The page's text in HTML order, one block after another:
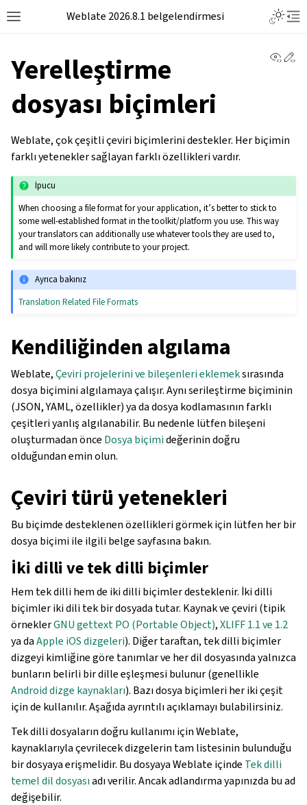
Weblate 2026.8.1 belgelendirmesi
Yerelleştirme
dosyası biçimleri
Weblate, çok çeşitli çeviri biçimlerini destekler. Her biçimin
farklı yetenekler sağlayan farklı özellikleri vardır.
İpucu
When choosing a file format for your application, it’s better to stick to
some well-established format in the toolkit/platform you use. This way
your translators can additionally use whatever tools they are used to,
and will more likely contribute to your project.
Ayrıca bakınız
Translation Related File Formats
Kendiliğinden algılama
Weblate,Çeviri projelerini ve bileşenleri eklemeksırasında
dosya biçimini algılamaya çalışır. Aynı serileştirme biçiminin
(JSON, YAML, özellikler) ya da dosya kodlamasının farklı
çeşitleri yanlış algılanabilir. Bu nedenle lütfen bileşeni
oluşturmadan önce Dosya biçimideğerinin doğru
olduğundan emin olun.
Çeviri türü yetenekleri
Bu biçimde desteklenen özellikleri görmek için lütfen her bir
dosya biçimi ile ilgili belge sayfasına bakın.
İki dilli ve tek dilli biçimler
Hem tek dilli hem de iki dilli biçimler desteklenir. İki dilli
biçimler iki dili tek bir dosyada tutar. Kaynak ve çeviri (tipik
örneklerGNU gettext PO (Portable Object),XLIFF 1.1 ve 1.2
ya daApple iOS dizgeleri). Diğer taraftan, tek dilli biçimler
dizgeyi kimliğine göre tanımlar ve her dil dosyasında yalnızca
bunların belirli bir dille eşleşmesi bulunur (genellikle
Android dizge kaynakları). Bazı dosya biçimleri her iki çeşit
için de kullanılır. Aşağıda ayrıntılı açıklamayı bulabilirsiniz.
Tek dilli dosyaların doğru kullanımı için Weblate,
kaynaklarıyla çevrilecek dizgelerin tam listesinin bulunduğu
bir dosyaya erişmelidir. Bu dosyaya Weblate içinde Tek dilli
temel dil dosyasıadı verilir. Ancak adlandırma yapınızda bu ad
değişebilir.